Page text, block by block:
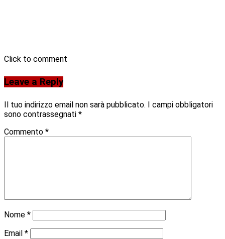
Click to comment
Leave a Reply
Il tuo indirizzo email non sarà pubblicato.
I campi obbligatori
sono contrassegnati *
Commento *
Nome *
Email *